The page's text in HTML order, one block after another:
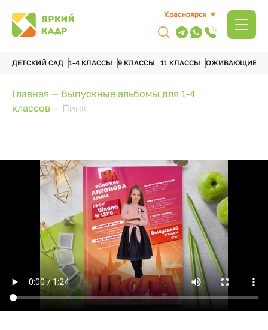
Красноярск
ДЕТСКИЙ САД 1-4 КЛАССЫ 9 КЛАССЫ 11 КЛАССЫ ОЖИВАЮЩИЕ
Главная — Выпускные альбомы для 1-4
классов — Пинк